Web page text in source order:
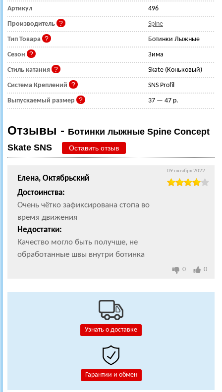
Узнать о доставке
Гарантии и обмен
Артикул 496
Производитель Spine
Тип Товара Ботинки Лыжные
Сезон Зима
Стиль катания Skate (Коньковый)
Система Креплений SNS Profil
Выпускаемый размер 37 — 47 р.
Отзывы - Ботинки лыжные Spine Concept
Skate SNS
Оставить отзыв
Елена, Октябрьский
Достоинства:
Очень чётко зафиксирована стопа во
время движения
Недостатки:
Качество могло быть получше, не
обработанные швы внутри ботинка
09 октября 2022
0 0